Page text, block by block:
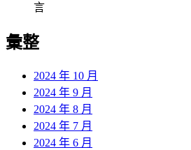
言
彙整
2024 年 10 月
2024 年 9 月
2024 年 8 月
2024 年 7 月
2024 年 6 月